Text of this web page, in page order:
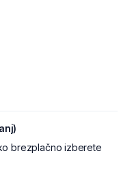
brezplačno izberete